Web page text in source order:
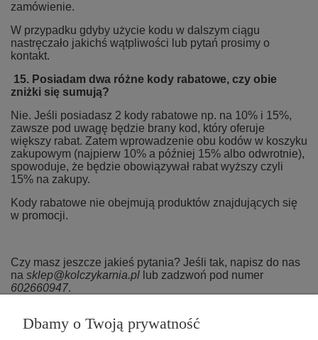
zamówienie.
W przypadku gdyby użycie kodu w dalszym ciągu
nastręczało jakichś wątpliwości lub pytań prosimy o
kontakt.
15. Posiadam dwa różne kody rabatowe, czy obie
zniżki się sumują?
Nie. Jeśli posiadasz 2 kody rabatowe np. na 10% i 15%,
zawsze pod uwagę będzie brany kod, który oferuje
większy rabat. Zatem wprowadzenie obu kodów w koszyku
zakupowym (najpierw 10% a później 15% albo odwrotnie),
spowoduje, że będzie obowiązywał rabat wyższy czyli
15% na zakupy.
Kody rabatowe nie obejmują produktów znajdujących się
w promocji.
Czy masz jeszcze jakieś pytania? Jeśli tak, napisz do nas
na sklep@kolczykarnia.pl lub zadzwoń pod numer
602660947.
Lubisz promocje?
Dbamy o Twoją prywatność